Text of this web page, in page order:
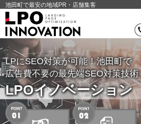
池田町で最安の地域PR・店舗集客
LPにSEO対策が可能！池田町で
広告費不要の最先端SEO対策技
LPOイノベーション